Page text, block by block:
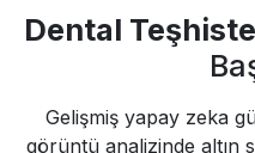
Dental Teşhiste
Gelişmiş yapay zeka
görüntü analizinde altın